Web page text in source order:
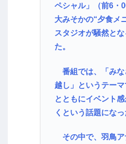
ペシャル」（前6・
大みそかの“夕食メ
スタジオが騒然と
た。
番組では、「みな
越し」というテー
とともにイベント
くという話題になっ
その中で、羽鳥ア